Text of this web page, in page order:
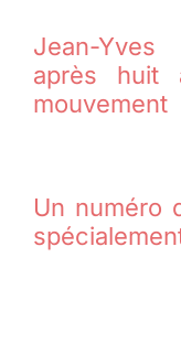
Jean-
après huit
mouvement
Un numéro